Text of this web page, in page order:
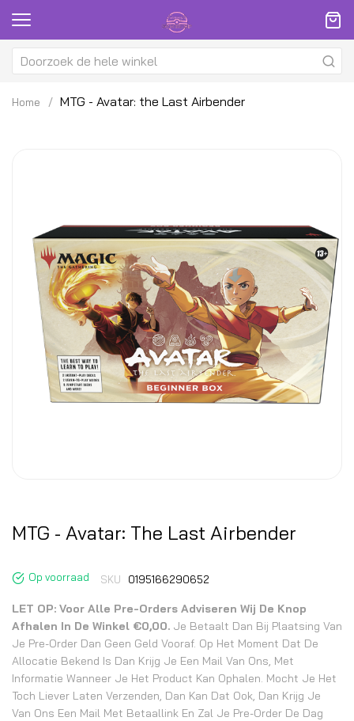
Home MTG - Avatar: the Last Airbender
afbeeldingen-
gallerij
MTG - Avatar: The Last Airbender
Op voorraad SKU 0195166290652
LET OP: Voor Alle Pre-Orders Adviseren Wij De Knop
Afhalen In De Winkel €0,00. Je Betaalt Dan Bij Plaatsing Van
Je Pre-Order Dan Geen Geld Vooraf. Op Het Moment Dat De
Allocatie Bekend Is Dan Krijg Je Een Mail Van Ons, Met
Informatie Wanneer Je Het Product Kan Ophalen. Mocht Je Het
Toch Liever Laten Verzenden, Dan Kan Dat Ook, Dan Krijg Je
Van Ons Een Mail Met Betaallink En Zal Je Pre-Order De Dag